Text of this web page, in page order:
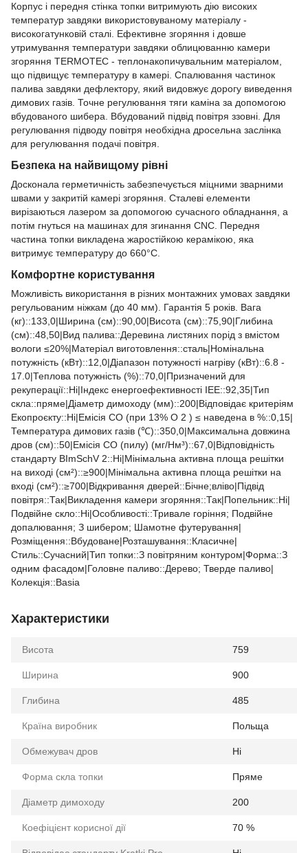
Корпус і передня стінка топки витримують дію високих
температур завдяки використовуваному матеріалу -
високогатунковій сталі. Ефективне згоряння і довше
утримування температури завдяки облицюванню камери
згоряння TERMOTEC - теплонакопичувальним матеріалом,
що підвищує температуру в камері. Спалювання частинок
палива завдяки дефлектору, який видовжує дорогу виведення
димових газів. Точне регулювання тяги каміна за допомогою
вбудованого шибера. Вбудований підвід повітря ззовні. Для
регулювання підводу повітря необхідна дросельна заслінка
для регулювання подачі повітря.
Безпека на найвищому рівні
Досконала герметичність забезпечується міцними зварними
швами у закритій камері згоряння. Сталеві елементи
вирізаються лазером за допомогою сучасного обладнання, а
потім гнуться на машинах для згинання CNC. Передня
частина топки викладена жаростійкою керамікою, яка
витримує температуру до 660°C.
Комфортне користування
Можливість використання в різних монтажних умовах завдяки
регульованим ніжкам (до 40 мм). Гарантія 5 років. Вага
(кг)::133,0|Ширина (см)::90,00|Висота (см)::75,90|Глибина
(см)::48,50|Вид палива::Деревина листяних порід з вмістом
вологи ≤20%|Матеріал виготовлення::сталь|Номінальна
потужність (кВт)::12,0|Діапазон потужності нагріву (кВт)::6.8 -
17.0|Теплова потужність (%)::70,0|Призначений для
рекуперації::Ні|Індекс енергоефективності ІЕЕ::92,35|Тип
скла::пряме|Діаметр димоходу (мм)::200|Відповідає критеріям
Екопроєкту::Ні|Емісія CO (при 13% O 2 ) ≤ наведена в %::0,15|
Температура димових газів (℃)::350,0|Максимальна довжина
дров (см)::50|Емісія CO (пилу) (мг/Нм³)::67,0|Відповідність
стандарту BImSchV 2::Ні|Мінімальна активна площа решітки
на виході (см²)::≥900|Мінімальна активна площа решітки на
вході (см²)::≥700|Відкривання дверей::Бічне;вліво|Підвід
повітря::Так|Викладення камери згоряння::Так|Попельник::Ні|
Подвійне скло::Ні|Особливості::Тривале горіння; Подвійне
допалювання; З шибером; Шамотне футерування|
Розміщення::Вбудоване|Розташування::Класичне|
Стиль::Cучасний|Тип топки::З повітряним контуром|Форма::З
одним фасадом|Головне паливо::Дерево; Тверде паливо|
Колекція::Basia
Характеристики
Висота 759
Ширина 900
Глибина 485
Країна виробник Польща
Обмежувач дров Ні
Форма скла топки Пряме
Діаметр димоходу 200
Коефіцієнт корисної дії 70 %